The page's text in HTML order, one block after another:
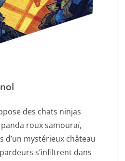
des chats ninjas
roux samouraï,
d’un mystérieux château
s’infiltrent dans